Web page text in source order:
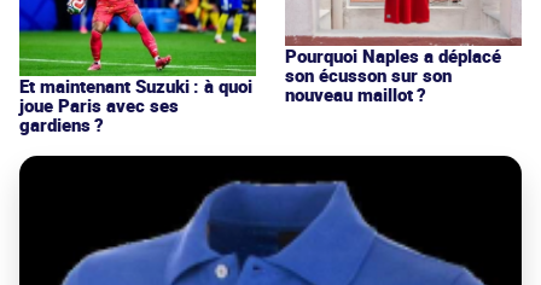
Et maintenant Suzuki : à quoi
joue Paris avec ses
gardiens ?
Pourquoi Naples a déplacé
son écusson sur son
nouveau maillot ?